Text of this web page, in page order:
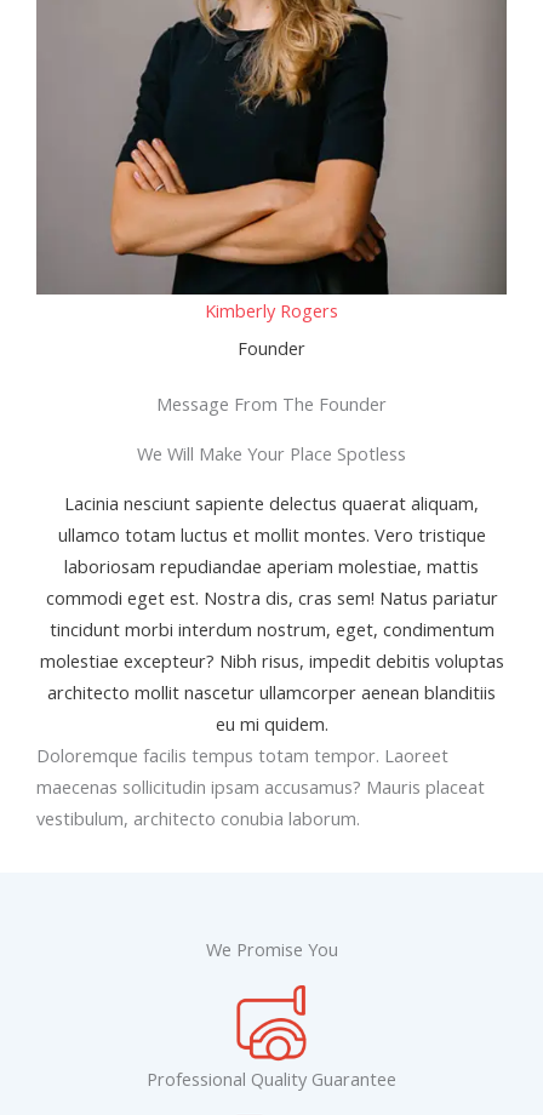
Kimberly Rogers
Founder
Message From The Founder
We Will Make Your Place Spotless
Lacinia nesciunt sapiente delectus quaerat aliquam,
ullamco totam luctus et mollit montes. Vero tristique
laboriosam repudiandae aperiam molestiae, mattis
commodi eget est. Nostra dis, cras sem! Natus pariatur
tincidunt morbi interdum nostrum, eget, condimentum
molestiae excepteur? Nibh risus, impedit debitis voluptas
architecto mollit nascetur ullamcorper aenean blanditiis
eu mi quidem.
Doloremque facilis tempus totam tempor. Laoreet
maecenas sollicitudin ipsam accusamus? Mauris placeat
vestibulum, architecto conubia laborum.
We Promise You
Professional Quality Guarantee